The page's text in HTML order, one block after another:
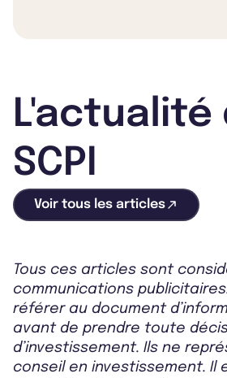
L'actualité
SCPI
Voir tous les articles
Tous ces articles sont
communications
référer au document
avant de prendre toute
d’investissement. Ils ne
conseil en investissement. Il